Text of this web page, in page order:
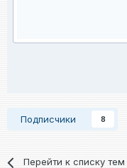
Подписчики 8
Перейти к списку тем